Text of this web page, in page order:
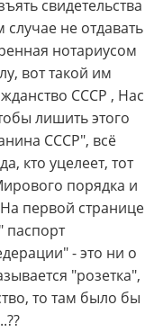
свидетельства
не отдавать
нотариусом
вот такой им
СССР , Нас
лишить этого
СССР", всё
кто уцелеет, тот
порядка и
первой странице
паспорт
- это ни о
"розетка",
то там было бы